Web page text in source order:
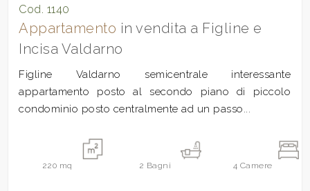
Cod. 1140
Appartamento in vendita a Figline e
Incisa Valdarno
Figline Valdarno semicentrale interessante
appartamento posto al secondo piano di piccolo
condominio posto centralmente ad un passo...
220 mq 2 Bagni 4 Camere